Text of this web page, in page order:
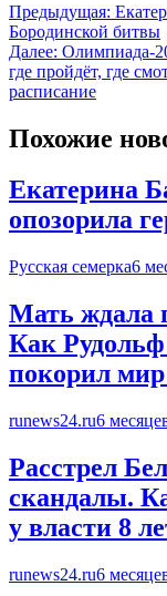
Предыдущая:
Бородинской битвы
Далее: Олимпиада-
где пройдёт, где
расписание
Похожие
Екатерина
опозорила
Русская семерка6
Мать ждала
Как
покорил
runews24.ru6
Расстрел
скандалы.
у власти 8
runews24.ru6